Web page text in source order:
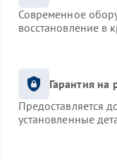
Современное
восстановление в
Гарантия на
Предоставляется
установленные